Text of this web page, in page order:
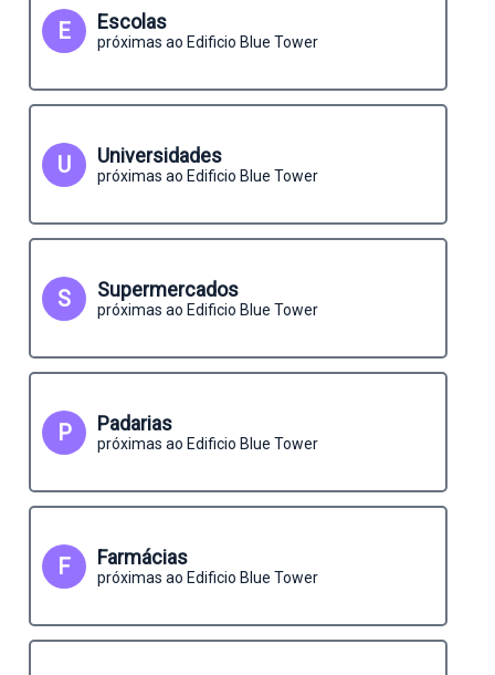
E Escolas
próximas ao Edificio Blue Tower
U Universidades
próximas ao Edificio Blue Tower
S Supermercados
próximas ao Edificio Blue Tower
P Padarias
próximas ao Edificio Blue Tower
F Farmácias
próximas ao Edificio Blue Tower